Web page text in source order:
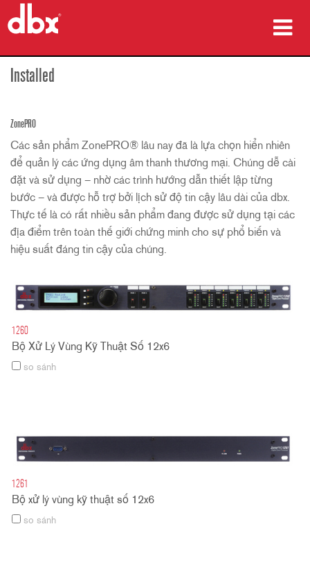
sản phẩm
đào tạo
hỗ trợ
Installed
ZonePRO
Các sản phẩm ZonePRO® lâu nay đã là lựa chọn hiển nhiên
để quản lý các ứng dụng âm thanh thương mại. Chúng dễ cài
đặt và sử dụng – nhờ các trình hướng dẫn thiết lập từng
bước – và được hỗ trợ bởi lịch sử độ tin cậy lâu dài của dbx.
Thực tế là có rất nhiều sản phẩm đang được sử dụng tại các
địa điểm trên toàn thế giới chứng minh cho sự phổ biến và
hiệu suất đáng tin cậy của chúng.
1260
Bộ Xử Lý Vùng Kỹ Thuật Số 12x6
so sánh
1261
Bộ xử lý vùng kỹ thuật số 12x6
so sánh